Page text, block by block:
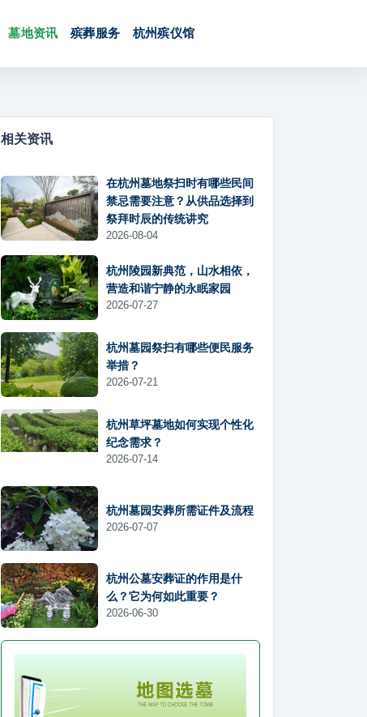
墓地资讯 殡葬服务 杭州殡仪馆
相关资讯
在杭州墓地祭扫时有哪些民间
禁忌需要注意？从供品选择到
祭拜时辰的传统讲究
2026-08-04
杭州陵园新典范，山水相依，
营造和谐宁静的永眠家园
2026-07-27
杭州墓园祭扫有哪些便民服务
举措？
2026-07-21
杭州草坪墓地如何实现个性化
纪念需求？
2026-07-14
杭州墓园安葬所需证件及流程
2026-07-07
杭州公墓安葬证的作用是什
么？它为何如此重要？
2026-06-30